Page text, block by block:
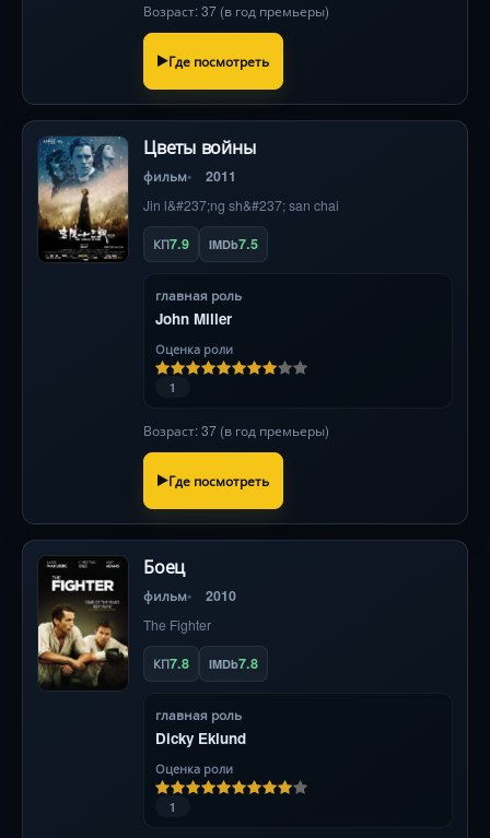
Возраст: 37 (в год премьеры)
Где посмотреть
Цветы войны
фильм 2011
Jin l&#237;ng sh&#237; san chai
КП7.9 IMDb7.5
главная роль
John Miller
Оценка роли
1
Возраст: 37 (в год премьеры)
Где посмотреть
Боец
фильм 2010
The Fighter
КП7.8 IMDb7.8
главная роль
Dicky Eklund
Оценка роли
1